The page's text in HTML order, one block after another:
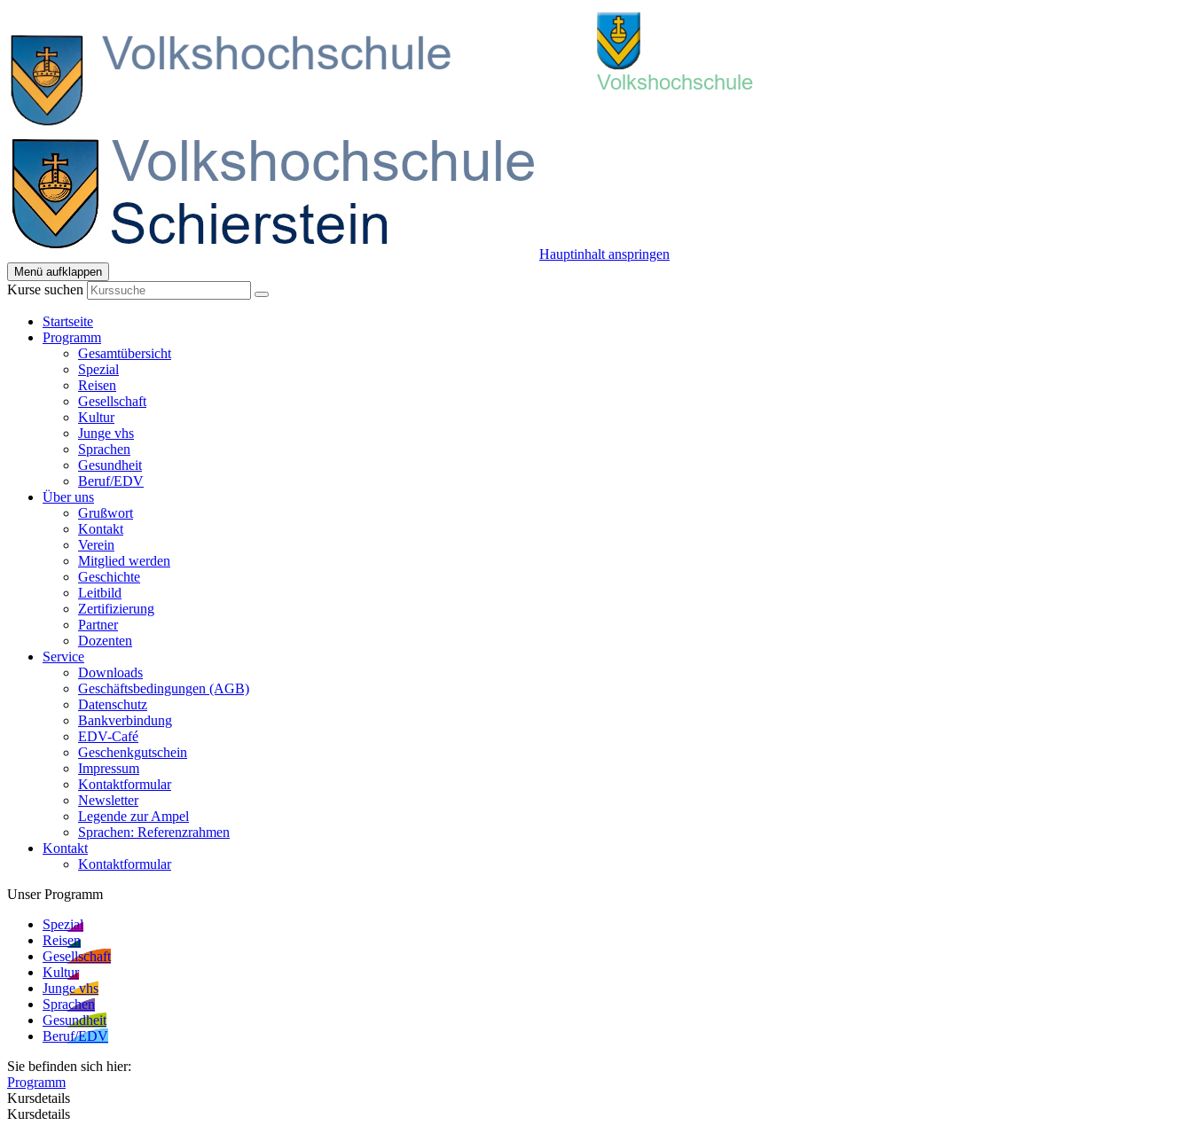
Hauptinhalt anspringen
Menü aufklappen
Kurse suchen
Startseite
Programm
Gesamtübersicht
Spezial
Reisen
Gesellschaft
Kultur
Junge vhs
Sprachen
Gesundheit
Beruf/EDV
Über uns
Grußwort
Kontakt
Verein
Mitglied werden
Geschichte
Leitbild
Zertifizierung
Partner
Dozenten
Service
Downloads
Geschäftsbedingungen (AGB)
Datenschutz
Bankverbindung
EDV-Café
Geschenkgutschein
Impressum
Kontaktformular
Newsletter
Legende zur Ampel
Sprachen: Referenzrahmen
Kontakt
Kontaktformular
Unser Programm
Spezial
Reisen
Gesellschaft
Kultur
Junge vhs
Sprachen
Gesundheit
Beruf/EDV
Sie befinden sich hier:
Programm
Kursdetails
Kursdetails